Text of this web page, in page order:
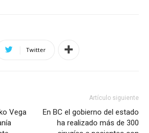
Twitter
Vega
Artículo siguiente
En BC el gobierno del estado
ha realizado más de 300